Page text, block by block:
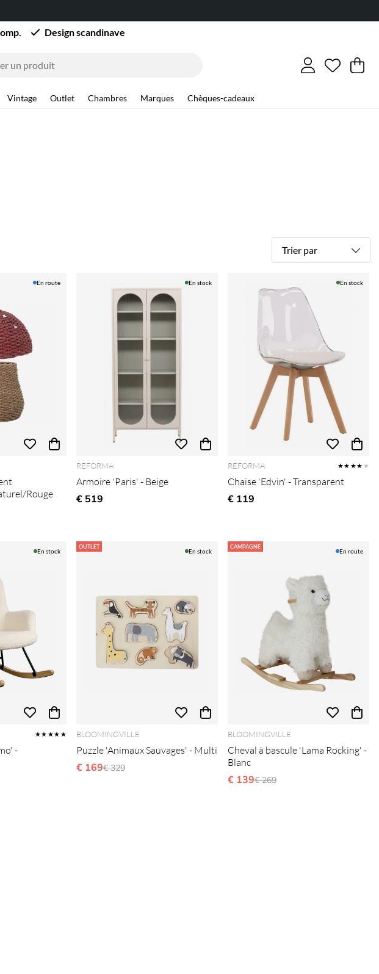
Design scandinave
Liste de
Nombre
. .
Vintage Outlet Chambres Marques
Chèques-cadeaux
Trier par
En route
Rouge
En stock
REFORMA
Armoire 'Paris' - Beige
€ 519
En stock
REFORMA ★★★★ ★
Chaise 'Edvin' - Transparent
€ 119
En stock
★★★★★
-
OUTLET
En stock
BLOOMINGVILLE
Puzzle 'Animaux Sauvages' - Multi
€ 169Prix régulier:
€ 329
CAMPAGNE
En route
BLOOMINGVILLE
Cheval à bascule 'Lama Rocking' -
Blanc
€ 139Prix régulier:
€ 269